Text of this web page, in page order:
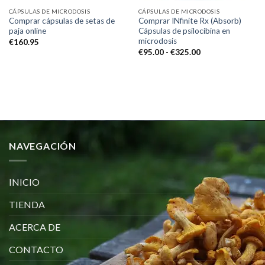
CÁPSULAS DE MICRODOSIS
Comprar cápsulas de setas de
paja online
€160.95
CÁPSULAS DE MICRODOSIS
Comprar INfinite Rx (Absorb)
Cápsulas de psilocibina en
microdosis
€95.00 - €325.00Rango
NAVEGACIÓN
INICIO
TIENDA
ACERCA DE
CONTACTO